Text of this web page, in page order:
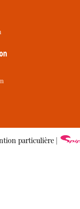
particulière |